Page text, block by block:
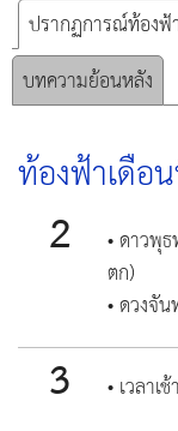
ปรากฏการณ์ท้องฟ้
บทความย้อนหลัง
ท้องฟ้าเดือ
2
• ดาวพุ
ตก)
• ดวงจั
3 • เวลา